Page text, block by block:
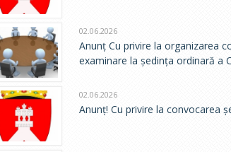
02.06.2026
Anunț Cu privire la organizarea
examinare la ședința ordinară a
02.06.2026
Anunț! Cu privire la convocarea